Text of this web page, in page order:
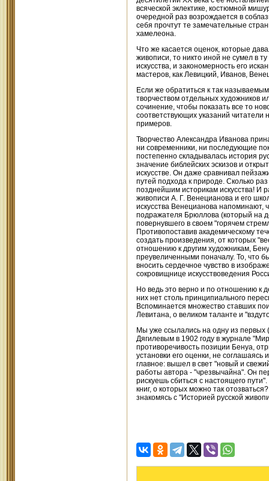
всяческой эклектике, костюмной
очередной раз возрождается в
себя прочтут те замечательные
хамелеона.
Что же касается оценок, которые
живописи, то никто иной не сумел в
искусства, и закономерность его
мастеров, как Левицкий, Иванов,
Если же обратиться к так
творчеством отдельных художников
сочинение, чтобы показать все то
соответствующих указаний читатели
примеров.
Творчество Александра Иванова
ни современники, ни последующие
постепенно складывалась история
значение библейских эскизов и
искусстве. Он даже сравнивал
путей подхода к природе. Сколько
позднейшим историкам искусства! И
живописи А. Г. Венецианова и его
искусства Венецианова напоминают,
подражателя Брюллова (который на
повернувшего в своем "горячем
Противопоставив академическому
создать произведения, от которых
отношению к другим художникам,
преувеличенными поначалу. То, что
вносить сердечное чувство в
сокровищнице искусствоведения
Но ведь это верно и по отношению к
них нет столь принципиального
Вспоминается множество ставших
Левитана, о великом таланте и
Мы уже ссылались на одну из первых
Дягилевым в 1902 году в журнале
противоречивость позиции Бенуа,
установки его оценки, не
главное: вышел в свет "новый и
работы автора - "чрезвычайна". Он
рискуешь сбиться с настоящего
книг, о которых можно так
знакомясь с "Историей русской